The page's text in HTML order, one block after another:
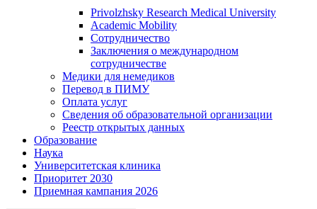
Privolzhsky Research Medical University
Academic Mobility
Сотрудничество
Заключения о международном
сотрудничестве
Медики для немедиков
Перевод в ПИМУ
Оплата услуг
Сведения об образовательной организации
Реестр открытых данных
Образование
Наука
Университетская клиника
Приоритет 2030
Приемная кампания 2026